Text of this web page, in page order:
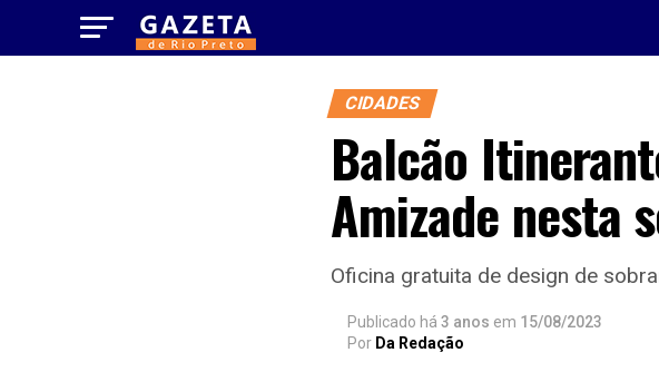
CIDADES
Balcão
Amizade nesta
Oficina gratuita de design de
Publicado há 3 anos em 15/08/2023
Por Da Redação